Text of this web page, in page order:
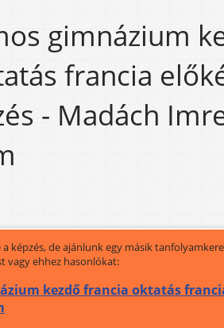
gimnázium
francia
- Madách
képzés, de ajánlunk egy másik
vagy ehhez hasonlókat:
kezdő francia oktatás